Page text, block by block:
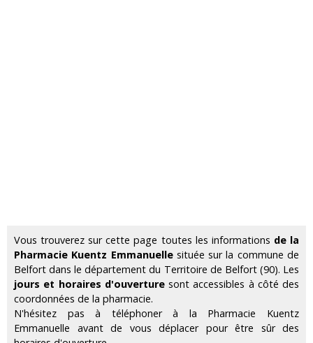
Vous trouverez sur cette page toutes les informations de la
Pharmacie Kuentz Emmanuellesituée sur la commune de
Belfort dans le département du Territoire de Belfort (90). Les
jours et horaires d'ouverturesont accessibles à côté des
coordonnées de la pharmacie.
N'hésitez pas à téléphoner à la Pharmacie Kuentz
Emmanuelle avant de vous déplacer pour être sûr des